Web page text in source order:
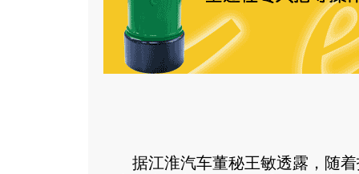
据江淮汽车董秘王敏透露，随着